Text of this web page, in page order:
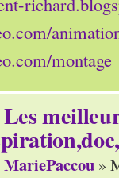
montage
MariePaccou »